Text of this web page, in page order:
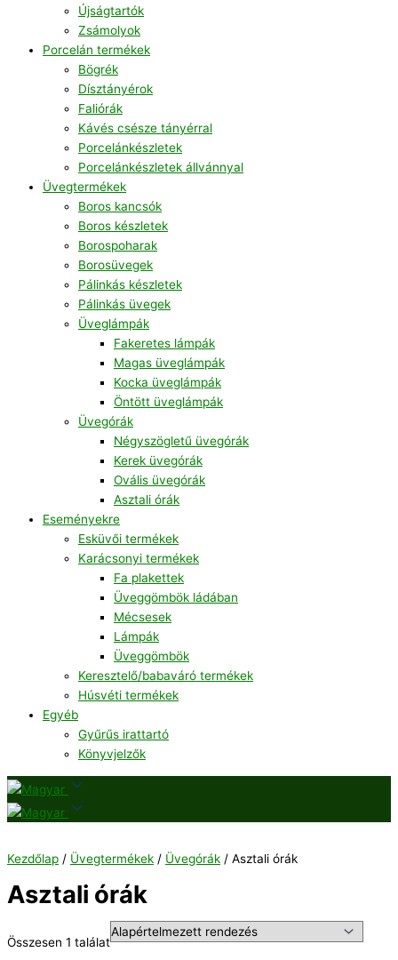
Újságtartók
Zsámolyok
Porcelán termékek
Bögrék
Dísztányérok
Faliórák
Kávés csésze tányérral
Porcelánkészletek
Porcelánkészletek állvánnyal
Üvegtermékek
Boros kancsók
Boros készletek
Borospoharak
Borosüvegek
Pálinkás készletek
Pálinkás üvegek
Üveglámpák
Fakeretes lámpák
Magas üveglámpák
Kocka üveglámpák
Öntött üveglámpák
Üvegórák
Négyszögletű üvegórák
Kerek üvegórák
Ovális üvegórák
Asztali órák
Eseményekre
Esküvői termékek
Karácsonyi termékek
Fa plakettek
Üveggömbök ládában
Mécsesek
Lámpák
Üveggömbök
Keresztelő/babaváró termékek
Húsvéti termékek
Egyéb
Gyűrűs irattartó
Könyvjelzők
Kezdőlap / Üvegtermékek / Üvegórák / Asztali órák
Asztali órák
Összesen 1 találat